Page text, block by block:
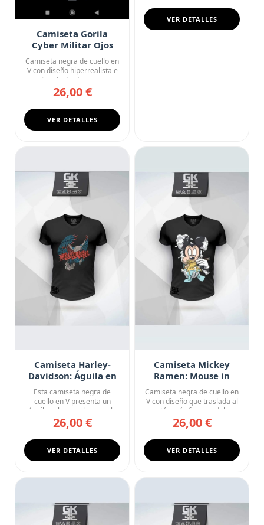
Camiseta Gorila
Cyber Militar Ojos
Rojos Dark Art
Camiseta negra de cuello en
V con diseño hiperrealista e
intimidante de un go...
26,00 €
VER DETALLES
VER DETALLES
Camiseta Harley-
Davidson: Águila en
Vuelo
Esta camiseta negra de
cuello en V presenta un
águila calva en pleno vuelo
co...
26,00 €
VER DETALLES
Camiseta Mickey
Ramen: Mouse in
Tokyo
Camiseta negra de cuello en
V con diseño que traslada al
ratón más famoso del...
26,00 €
VER DETALLES